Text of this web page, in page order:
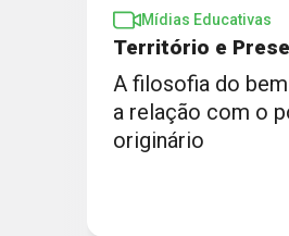
Mídias Educativas
Território e
A filosofia do
a relação com o
originário